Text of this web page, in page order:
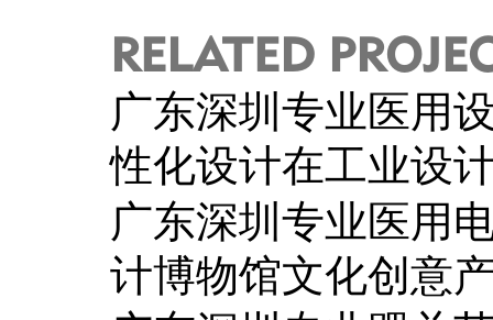
RELATED
广东深圳专业医用
性化设计在工业设
广东深圳专业医用
计博物馆文化创意